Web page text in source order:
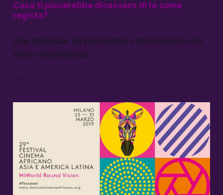
Cosa ti piacerebbe dicessero di te come
regista?
Una poetessa. Mi piacerebbe che dicessero che
sono una poetessa.
* * *